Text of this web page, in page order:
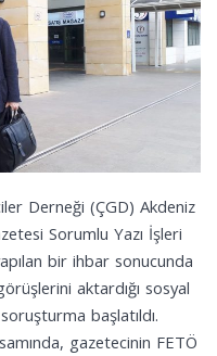
Derneği (ÇGD) Akdeniz
Sorumlu Yazı İşleri
bir ihbar sonucunda
aktardığı sosyal
başlatıldı.
gazetecinin FETÖ